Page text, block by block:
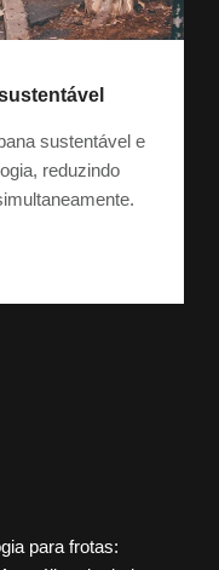
sustentável e
reduzindo
para frotas: